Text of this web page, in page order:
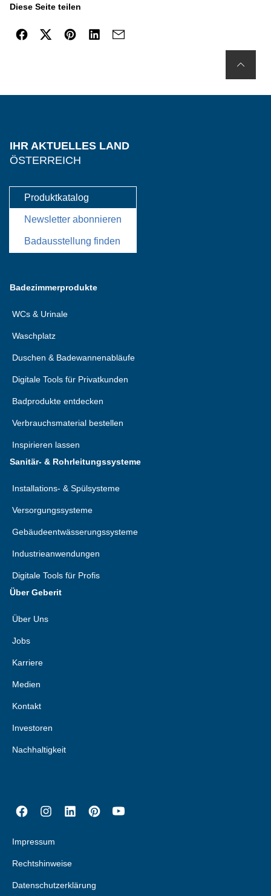
Diese Seite teilen
IHR AKTUELLES LAND
ÖSTERREICH
Produktkatalog
Newsletter abonnieren
Badausstellung finden
Badezimmerprodukte
WCs & Urinale
Waschplatz
Duschen & Badewannenabläufe
Digitale Tools für Privatkunden
Badprodukte entdecken
Verbrauchsmaterial bestellen
Inspirieren lassen
Sanitär- & Rohrleitungssysteme
Installations- & Spülsysteme
Versorgungssysteme
Gebäudeentwässerungssysteme
Industrieanwendungen
Digitale Tools für Profis
Über Geberit
Über Uns
Jobs
Karriere
Medien
Kontakt
Investoren
Nachhaltigkeit
Impressum
Rechtshinweise
Datenschutzerklärung